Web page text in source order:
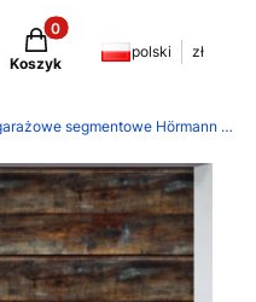
Produkty w koszyku: 0.
Koszyk
polski zł
Bramy garażowe segmentowe Hörmann LPU 42